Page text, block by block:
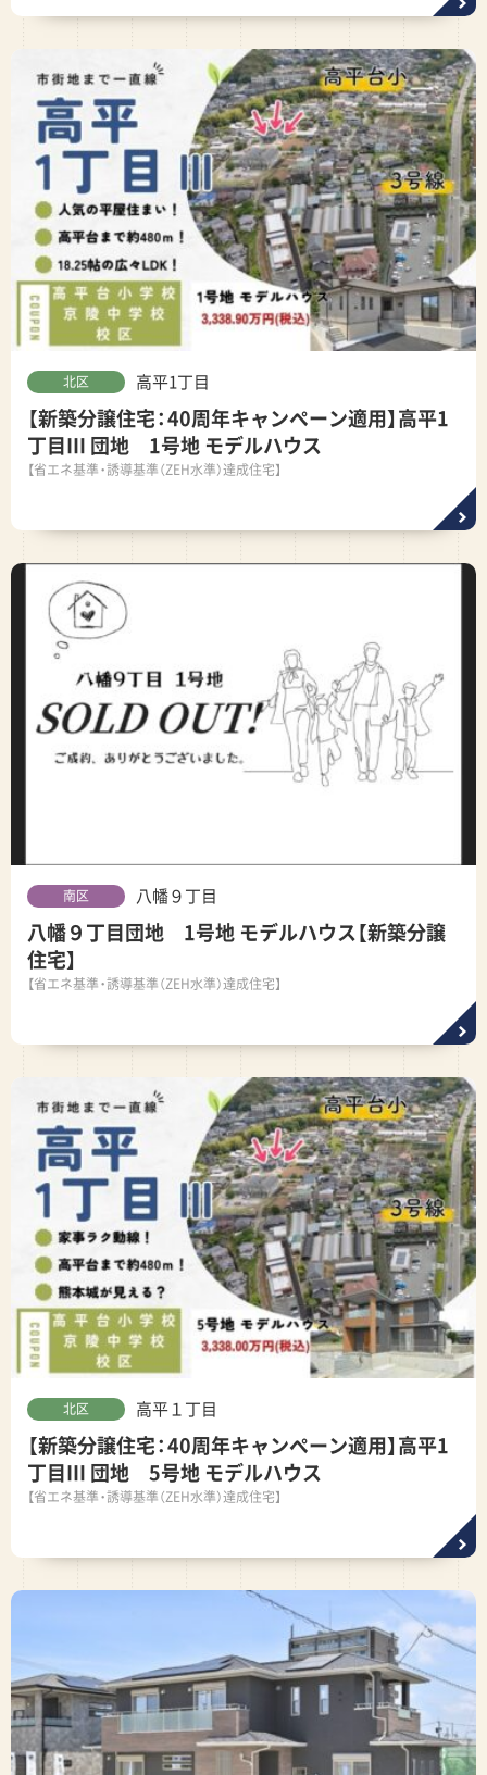
北区 高平1丁目
【新築分譲住宅：40周年キャンペーン適用】高平1
丁目Ⅲ 団地 1号地 モデルハウス
【省エネ基準・誘導基準（ZEH水準）達成住宅】
南区 八幡９丁目
八幡９丁目団地 1号地 モデルハウス【新築分譲
住宅】
【省エネ基準・誘導基準（ZEH水準）達成住宅】
北区 高平１丁目
【新築分譲住宅：40周年キャンペーン適用】高平1
丁目Ⅲ 団地 5号地 モデルハウス
【省エネ基準・誘導基準（ZEH水準）達成住宅】